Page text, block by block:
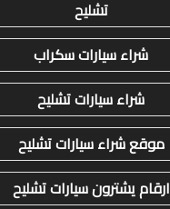
تشليح
شراء سيارات سكراب
شراء سيارات تشليح
موقع شراء سيارات تشليح
ارقام يشترون سيارات تشليح